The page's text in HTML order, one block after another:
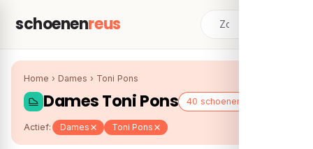
schoenenreus
Home › Dames › Toni Pons
Dames Toni Pons 40 schoenen
Actief: Dames Toni Pons